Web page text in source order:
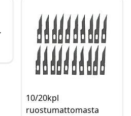
matkapuhelimen
korjaukseen
10/20kpl
ruostumattomasta